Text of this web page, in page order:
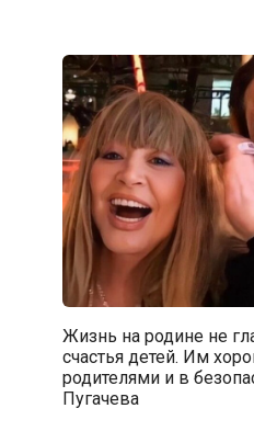
Жизнь на родине не
счастья детей. Им
родителями и в
Пугачева